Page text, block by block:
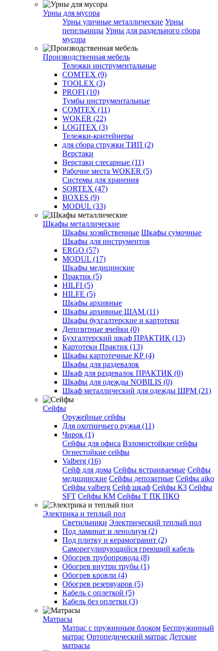
Урны для мусора
Урны уличные металлические Урны
пепельницы Урны для раздельного сбора
мусора
Производственная мебель
Тележки инструментальные
COMTEX (9)
TOOLEX (3)
PROFI (10)
Тумбы инструментальные
COMTEX (11)
WOKER (22)
LOGITEX (3)
Тележки-контейнеры
для сбора стружки ТИП (2)
Верстаки
Верстаки слесарные (11)
Рабочие места WOKER (5)
Системы для хранения
SORTEX (47)
BOXES (9)
MODUL (33)
Шкафы металлические
Шкафы хозяйственные Шкафы сумочные
Шкафы для инструментов
ERGO (57)
MODUL (17)
Шкафы медицинские
Практик (5)
HILFI (5)
HILFE (5)
Шкафы архивные
Шкафы архивные ШАМ (11)
Шкафы бухгалтерские и картотеки
Депозитные ячейки (0)
Бухгалтерский шкаф ПРАКТИК (13)
Картотеки Практик (13)
Шкафы картотечные КР (4)
Шкафы для раздевалок
Шкаф для раздевалок ПРАКТИК (0)
Шкафы для одежды NOBILIS (0)
Шкаф металлический для одежды ШРМ (21)
Сейфы
Оружейные сейфы
Для охотничьего ружья (11)
Чирок (1)
Сейфы для офиса Взломостойкие сейфы
Огнестойкие сейфы
Valberg (16)
Cейф для дома Сейфы встраиваемые Сейфы
медицинские Сейфы депозитные Сейфы aiko
Сейфы valberg Сейф шкаф Сейфы КЗ Сейфы
SFT Сейфы КМ Сейфы Т ПК ПКО
Электрика и теплый пол
Светильники Электрический теплый пол
Под ламинат и ленолиум (2)
Под плитку и керамогранит (2)
Саморегулирующийся греющий кабель
Обогрев трубопровода (8)
Обогрев внутри трубы (1)
Обогрев кровли (4)
Обогрев резервуаров (5)
Кабель с оплеткой (5)
Кабель без оплетки (3)
Матрасы
Матрас с пружинным блоком Беспружинный
матрас Ортопедический матрас Детские
матрасы